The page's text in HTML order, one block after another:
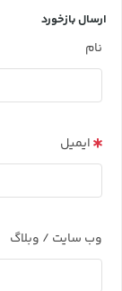
ارسال بازخورد
نام
ایمیل
وب سایت / وبلاگ